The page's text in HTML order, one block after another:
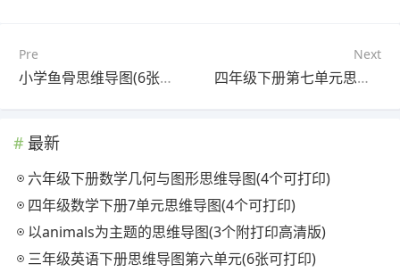
Pre
小学鱼骨思维导图(6张高清版)
Next
四年级下册第七单元思维导图简单(3张可下载)
最新
六年级下册数学几何与图形思维导图(4个可打印)
四年级数学下册7单元思维导图(4个可打印)
以animals为主题的思维导图(3个附打印高清版)
三年级英语下册思维导图第六单元(6张可打印)